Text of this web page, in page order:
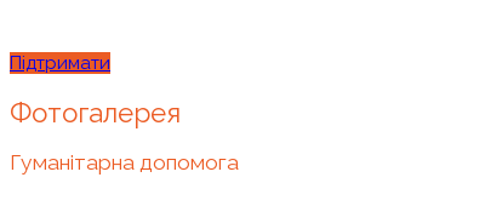
Підтримати
Фотогалерея
Гуманітарна допомога